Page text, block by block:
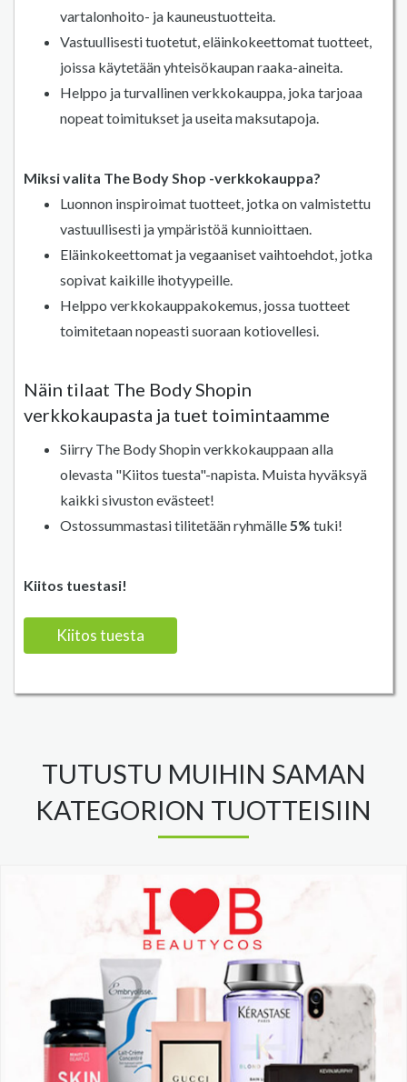
vartalonhoito- ja kauneustuotteita.
Vastuullisesti tuotetut, eläinkokeettomat tuotteet,
joissa käytetään yhteisökaupan raaka-aineita.
Helppo ja turvallinen verkkokauppa, joka tarjoaa
nopeat toimitukset ja useita maksutapoja.
Miksi valita The Body Shop -verkkokauppa?
Luonnon inspiroimat tuotteet, jotka on valmistettu
vastuullisesti ja ympäristöä kunnioittaen.
Eläinkokeettomat ja vegaaniset vaihtoehdot, jotka
sopivat kaikille ihotyypeille.
Helppo verkkokauppakokemus, jossa tuotteet
toimitetaan nopeasti suoraan kotiovellesi.
Näin tilaat The Body Shopin
verkkokaupasta ja tuet toimintaamme
Siirry The Body Shopin verkkokauppaan alla
olevasta "Kiitos tuesta"-napista. Muista hyväksyä
kaikki sivuston evästeet!
Ostossummastasi tilitetään ryhmälle 5% tuki!
Kiitos tuestasi!
Kiitos tuesta
TUTUSTU MUIHIN SAMAN
KATEGORION TUOTTEISIIN